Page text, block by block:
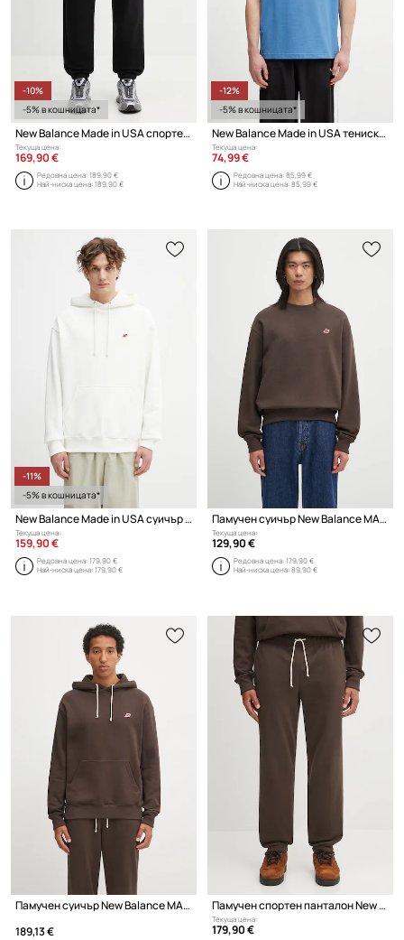
-10%
-5% в кошницата*
New Balance Made in USA спортен панталон памучен мъжки
Текуща цена:
169,90 €
Редовна цена:189,90 €
Най-ниска цена:189,90 €
-12%
-5% в кошницата*
New Balance Made in USA тениска basic памучна мъжка
Текуща цена:
74,99 €
Редовна цена:85,99 €
Най-ниска цена:85,99 €
-11%
-5% в кошницата*
New Balance Made in USA суичър с качулка памучен мъжки
Текуща цена:
159,90 €
Редовна цена:179,90 €
Най-ниска цена:179,90 €
Памучен суичър New Balance MADE IN USA
Текуща цена:
129,90 €
Редовна цена:179,90 €
Най-ниска цена:89,90 €
Памучен суичър New Balance MADE IN USA CORE HOODIE
189,13 €
Памучен спортен панталон New Balance MADE IN USA
Текуща цена:
179,90 €